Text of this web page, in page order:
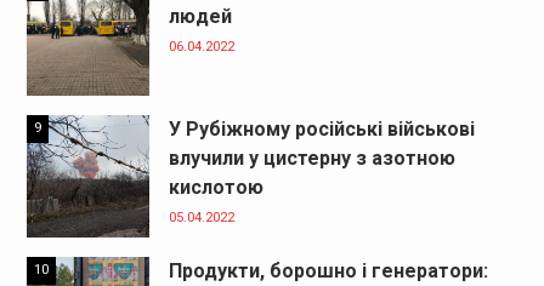
людей
06.04.2022
9
У Рубіжному російські військові
влучили у цистерну з азотною
кислотою
05.04.2022
10
Продукти, борошно і генератори: